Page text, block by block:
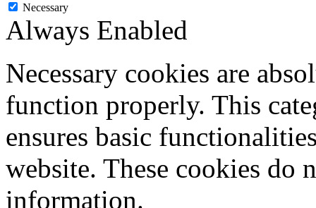
Necessary
Always Enabled
Necessary cookies are
function properly. This
ensures basic
website. These cookies do
information.